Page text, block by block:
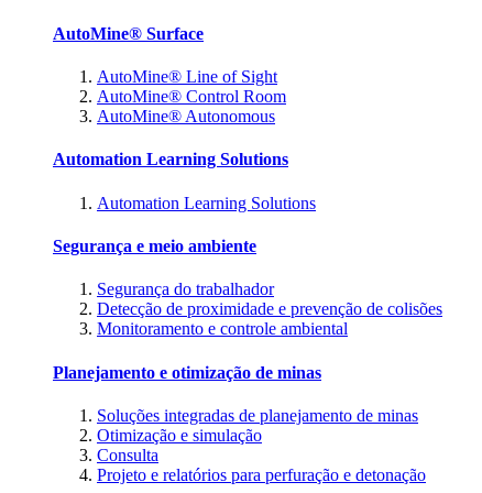
AutoMine® Surface
AutoMine® Line of Sight
AutoMine® Control Room
AutoMine® Autonomous
Automation Learning Solutions
Automation Learning Solutions
Segurança e meio ambiente
Segurança do trabalhador
Detecção de proximidade e prevenção de colisões
Monitoramento e controle ambiental
Planejamento e otimização de minas
Soluções integradas de planejamento de minas
Otimização e simulação
Consulta
Projeto e relatórios para perfuração e detonação